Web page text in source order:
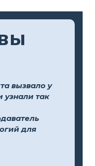
вызвало у
узнали так
для